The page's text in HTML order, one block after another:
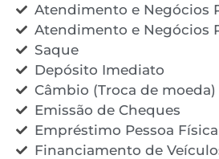
Atendimento e Negócios
Atendimento e Negócios
Saque
Depósito Imediato
Câmbio (Troca de moeda)
Emissão de Cheques
Empréstimo Pessoa Física
Financiamento de